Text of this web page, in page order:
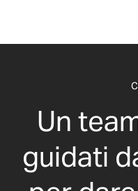
Un
guidati